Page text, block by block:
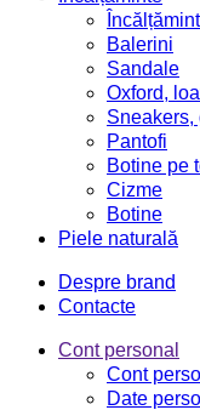
Balerini
Sandale
Oxford,
Sneakers,
Pantofi
Botine pe
Cizme
Botine
Piele naturală
Despre brand
Contacte
Cont personal
Cont
Date